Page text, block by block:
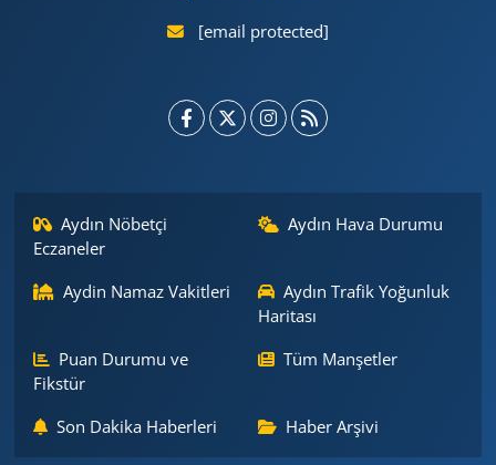
[email protected]
Aydın Nöbetçi
Eczaneler
Aydın Hava Durumu
Aydin Namaz Vakitleri
Aydın Trafik Yoğunluk
Haritası
Puan Durumu ve
Fikstür
Tüm Manşetler
Son Dakika Haberleri Haber Arşivi